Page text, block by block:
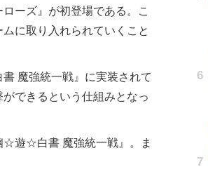
ローズ』が初登場である。こ
に取り入れられていくこと
魔強統一戦』に実装されて
できるという仕組みとなっ
☆遊☆白書 魔強統一戦』。ま